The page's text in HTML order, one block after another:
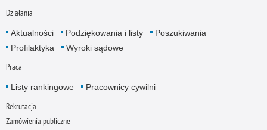
Działania
Aktualności Podziękowania i listy
Poszukiwania
Profilaktyka
Wyroki sądowe
Praca
Listy rankingowe Pracownicy cywilni
Rekrutacja
Zamówienia publiczne